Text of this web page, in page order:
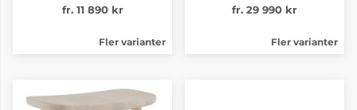
fr. 11 890 kr
Fler varianter
fr. 29 990 kr
Fler varianter